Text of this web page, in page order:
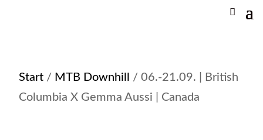
Start / MTB Downhill
/ 06.-21.09. | British
Columbia X Gemma Aussi | Canada